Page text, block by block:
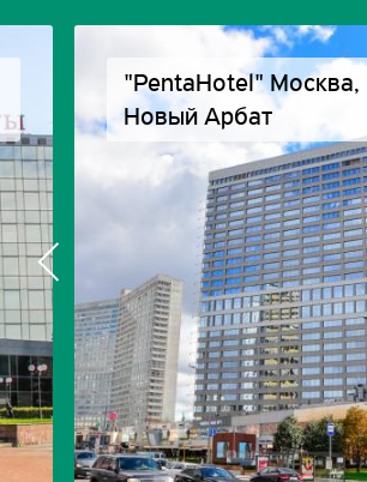
"PentaHotel" Москва,
Новый Арбат